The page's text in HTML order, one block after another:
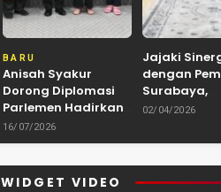
BARU
Anisah Syakur
Dorong Diplomasi
Parlemen Hadirkan
Kerja Sama
Internasional yang
Kota Depok
16/07/2026
Jajaki
dengan
Surabaya,
Kerukunan
Kolaborasi
02/04/2026
WIDGET VIDEO